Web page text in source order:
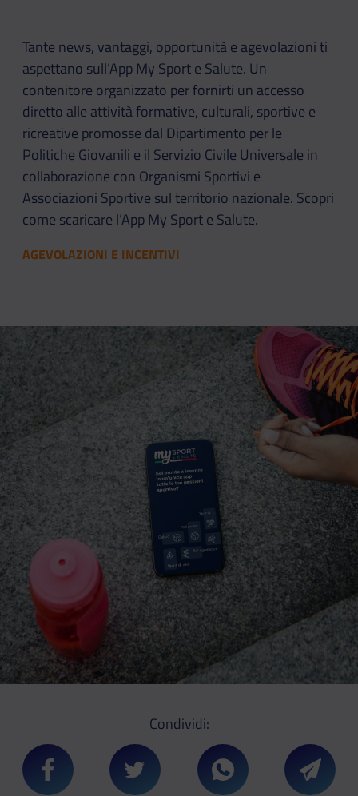
Tante news, vantaggi, opportunità e agevolazioni ti
aspettano sull’App My Sport e Salute. Un
contenitore organizzato per fornirti un accesso
diretto alle attività formative, culturali, sportive e
ricreative promosse dal Dipartimento per le
Politiche Giovanili e il Servizio Civile Universale in
collaborazione con Organismi Sportivi e
Associazioni Sportive sul territorio nazionale. Scopri
come scaricare l’App My Sport e Salute.
AGEVOLAZIONI E INCENTIVI
Condividi:
Condividi su FacebookCondividi su TwitterCondividi su